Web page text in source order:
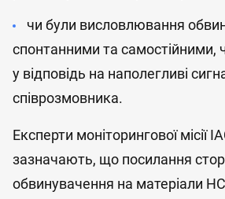
чи були висловлювання
спонтанними та
у відповідь на наполегливі
співрозмовника.
Експерти моніторингової місії
зазначають, що посилання
обвинувачення на матеріали